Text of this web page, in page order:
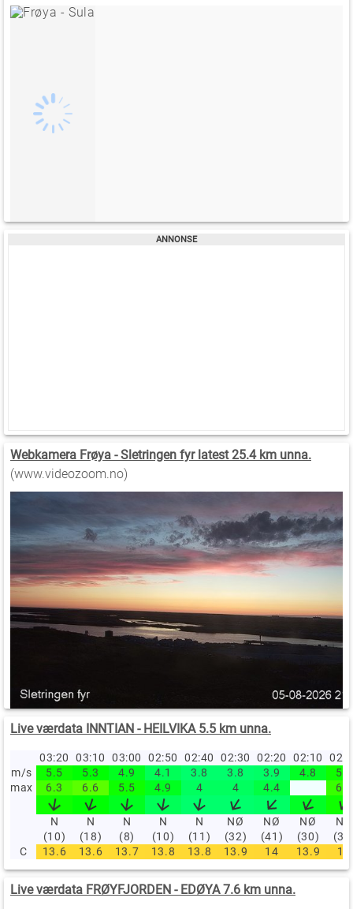
Webkamera Frøya - Sletringen fyr latest 25.4 km unna.
(www.videozoom.no)
Live værdata INNTIAN - HEILVIKA 5.5 km unna.
03:20 03:10 03:00 02:50 02:40 02:30 02:20 02:10
m/s
5.5 5.3 4.9 4.1 3.8 3.8 3.9 4.8
5.5
max
6.3 6.6 5.5 4.9 4 4 4.4 6.1
N
(10)
N
(18)
N
(8)
N
(10)
N
(11)
NØ
(32)
NØ
(41)
NØ
(30)
NØ
C
13.6 13.6 13.7 13.8 13.8 13.9 14 13.9 14
Live værdata FRØYFJORDEN - EDØYA 7.6 km unna.